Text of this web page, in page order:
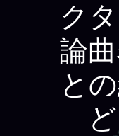
ク
論
と
ど